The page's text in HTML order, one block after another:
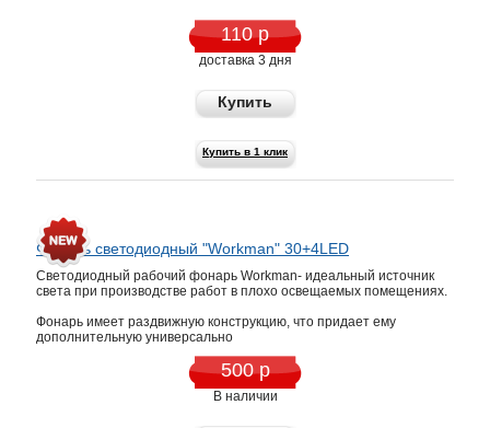
110 р
доставка 3 дня
Купить
Купить в 1 клик
Фонарь светодиодный "Workman" 30+4LED
Светодиодный рабочий фонарь Workman- идеальный источник
света при производстве работ в плохо освещаемых помещениях.
Фонарь имеет раздвижную конструкцию, что придает ему
дополнительную универсально
500 р
В наличии